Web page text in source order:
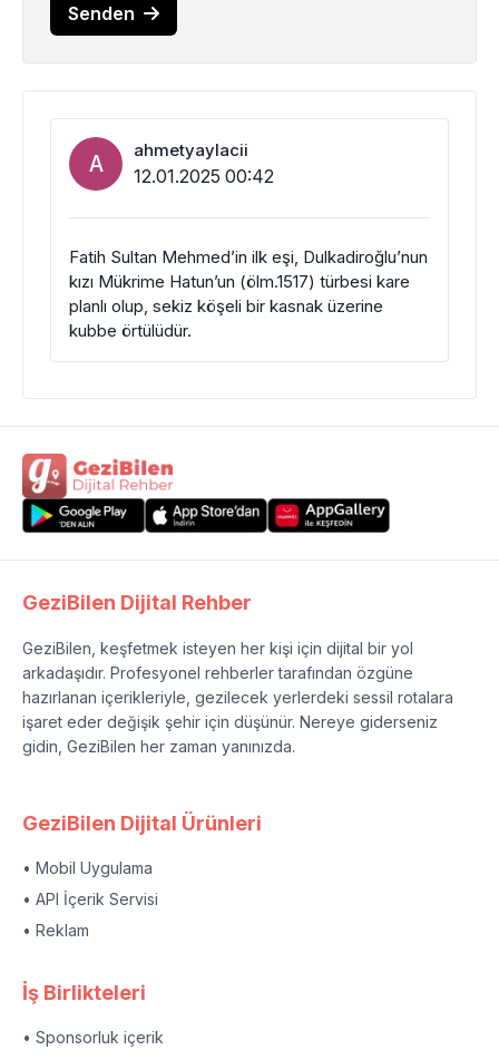
Senden
A ahmetyaylacii
12.01.2025 00:42
Fatih Sultan Mehmed’in ilk eşi, Dulkadiroğlu’nun
kızı Mükrime Hatun’un (ölm.1517) türbesi kare
planlı olup, sekiz köşeli bir kasnak üzerine
kubbe örtülüdür.
GeziBilen Dijital Rehber
GeziBilen, keşfetmek isteyen her kişi için dijital bir yol
arkadaşıdır. Profesyonel rehberler tarafından özgüne
hazırlanan içerikleriyle, gezilecek yerlerdeki sessil rotalara
işaret eder değişik şehir için düşünür. Nereye giderseniz
gidin, GeziBilen her zaman yanınızda.
GeziBilen Dijital Ürünleri
• Mobil Uygulama
• API İçerik Servisi
• Reklam
İş Birlikteleri
• Sponsorluk içerik